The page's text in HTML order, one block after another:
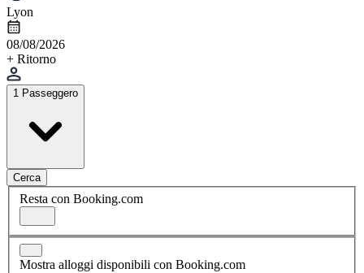
Lyon
08/08/2026
+ Ritorno
1 Passeggero
Cerca
Resta con Booking.com
Mostra alloggi disponibili con Booking.com